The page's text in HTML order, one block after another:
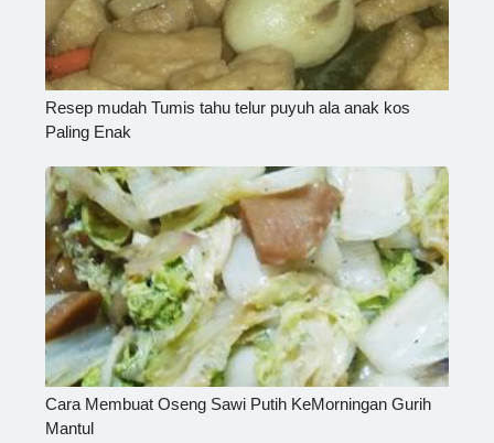
Resep mudah Tumis tahu telur puyuh ala anak kos
Paling Enak
Cara Membuat Oseng Sawi Putih KeMorningan Gurih
Mantul